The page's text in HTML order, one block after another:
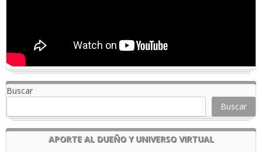
Buscar
Buscar
APORTE AL DUEÑO Y UNIVERSO VIRTUAL